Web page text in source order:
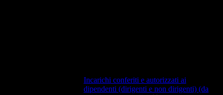
Incarichi conferiti e autorizzati ai
dipendenti (dirigenti e non dirigenti) (da